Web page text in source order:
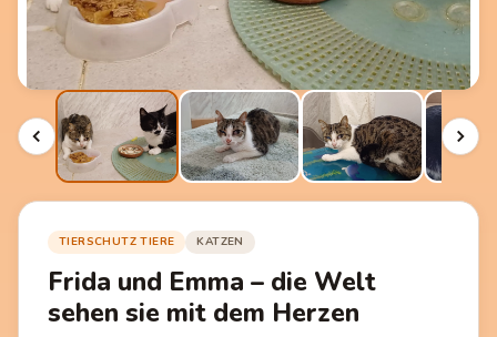
TIERSCHUTZ TIERE KATZEN
Frida und Emma – die Welt
sehen sie mit dem Herzen